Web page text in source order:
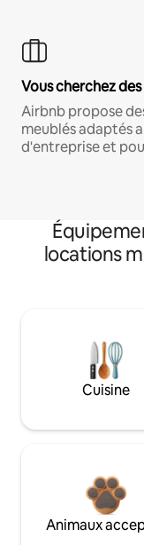
Vous cherchez
Airbnb propose
meublés adaptés
d'entreprise et
locations
Cuisine
Animaux